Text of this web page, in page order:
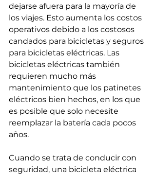
dejarse afuera para la mayoría de
los viajes. Esto aumenta los costos
operativos debido a los costosos
candados para bicicletas y seguros
para bicicletas eléctricas. Las
bicicletas eléctricas también
requieren mucho más
mantenimiento que los patinetes
eléctricos bien hechos, en los que
es posible que solo necesite
reemplazar la batería cada pocos
años.
Cuando se trata de conducir con
seguridad, una bicicleta eléctrica